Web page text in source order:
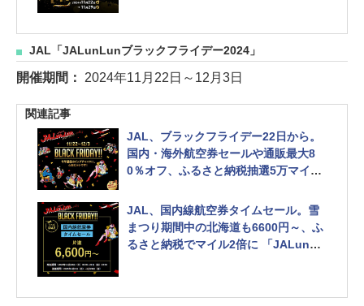
JAL「JALunLunブラックフライデー2024」
開催期間： 2024年11月22日～12月3日
関連記事
JAL、ブラックフライデー22日から。
国内・海外航空券セールや通販最大8
0％オフ、ふるさと納税抽選5万マイル
2024」
JAL、国内線航空券タイムセール。雪
まつり期間中の北海道も6600円～、ふ
るさと納税でマイル2倍に 「JALunLu